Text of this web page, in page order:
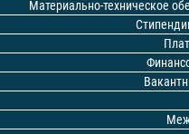
Материально-техническое